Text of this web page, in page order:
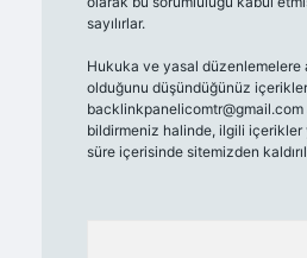
sayılırlar.
Hukuka ve yasal düzenlemelere
olduğunu düşündüğünüz
backlinkpanelicomtr@gmail.com
bildirmeniz halinde, ilgili içerikler
süre içerisinde sitemizden